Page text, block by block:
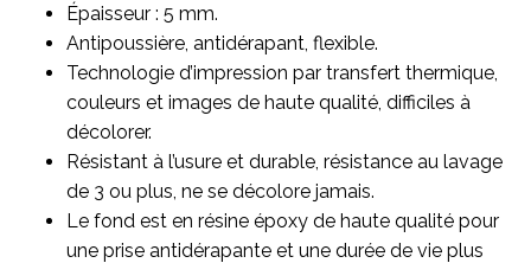
Épaisseur : 5 mm.
Antipoussière, antidérapant, flexible.
Technologie d’impression par transfert thermique,
couleurs et images de haute qualité, difficiles à
décolorer.
Résistant à l’usure et durable, résistance au lavage
de 3 ou plus, ne se décolore jamais.
Le fond est en résine époxy de haute qualité pour
une prise antidérapante et une durée de vie plus